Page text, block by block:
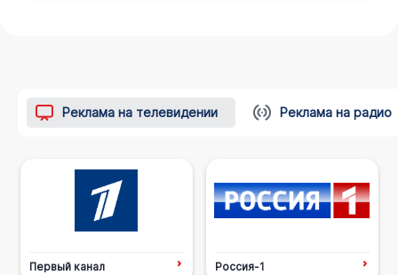
Реклама на телевидении Реклама на радио
Первый канал Россия-1